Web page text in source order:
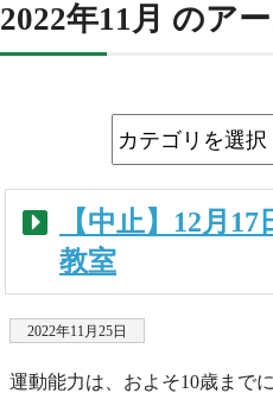
2022年11月 のア
【中止】12月
教室
2022年11月25日
運動能力は、およそ10歳まで